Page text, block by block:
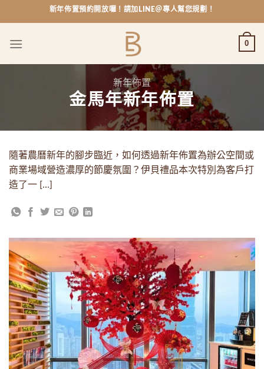
to
新年佈置預約開放囉！請加LINE＠專人幫您規劃！
0
新年佈置
金馬年新年佈置
隨著農曆新年的腳步臨近，如何透過新年佈置為辦公空間或
商業場域營造濃厚的節慶氛圍？伊貝禮品本次特別為客戶打
造了一 […]